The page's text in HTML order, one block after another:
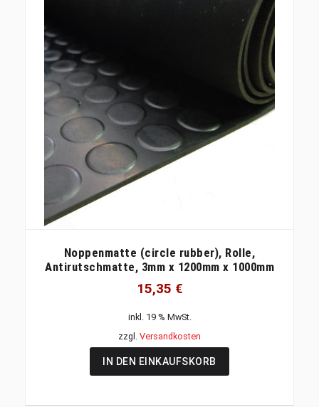
Noppenmatte (circle rubber), Rolle,
Antirutschmatte, 3mm x 1200mm x 1000mm
15,35 €
inkl. 19 % MwSt.
zzgl. Versandkosten
IN DEN EINKAUFSKORB